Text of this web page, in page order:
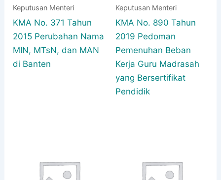
Keputusan Menteri
KMA No. 371 Tahun
2015 Perubahan Nama
MIN, MTsN, dan MAN
di Banten
Keputusan Menteri
KMA No. 890 Tahun
2019 Pedoman
Pemenuhan Beban
Kerja Guru Madrasah
yang Bersertifikat
Pendidik